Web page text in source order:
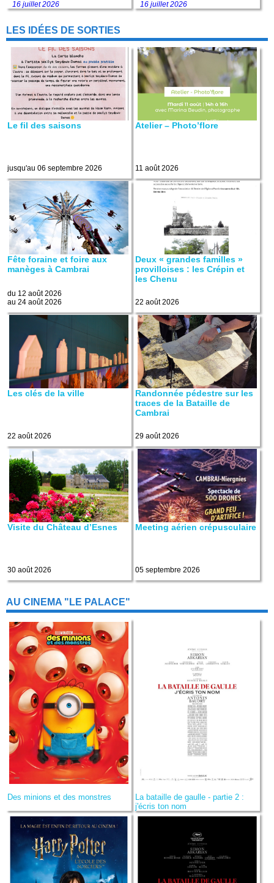
16 juillet 2026 16 juillet 2026
LES IDÉES DE SORTIES
Le fil des saisons
jusqu'au 06 septembre 2026
Atelier – Photo’flore
11 août 2026
Fête foraine et foire aux
manèges à Cambrai
du 12 août 2026
au 24 août 2026
Deux « grandes familles »
provilloises : les Crépin et
les Chenu
22 août 2026
Les clés de la ville
22 août 2026
Randonnée pédestre sur les
traces de la Bataille de
Cambrai
29 août 2026
Visite du Château d’Esnes
30 août 2026
Meeting aérien crépusculaire
05 septembre 2026
AU CINEMA "LE PALACE"
Des minions et des monstres
La bataille de gaulle - partie 2 :
j'écris ton nom